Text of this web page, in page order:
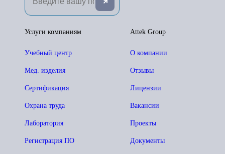
Attek Group
О компании
Отзывы
Лицензии
Вакансии
Проекты
Документы
Услуги компаниям
Учебный центр
Мед. изделия
Сертификация
Охрана труда
Лаборатория
Регистрация ПО